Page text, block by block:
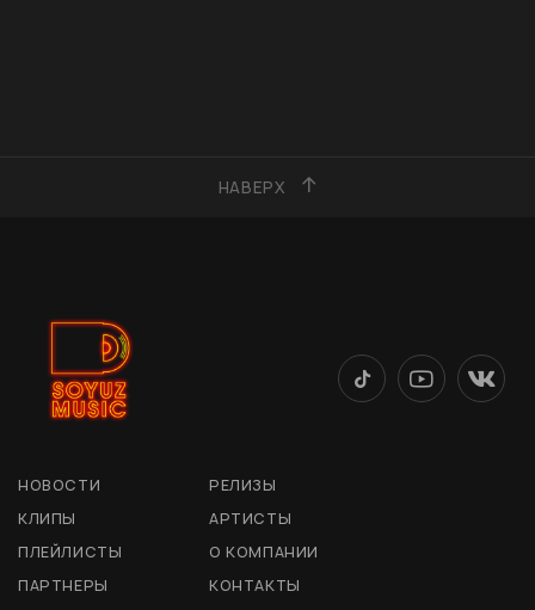
НАВЕРХ
НОВОСТИ
РЕЛИЗЫ
КЛИПЫ
АРТИСТЫ
ПЛЕЙЛИСТЫ
О КОМПАНИИ
ПАРТНЕРЫ
КОНТАКТЫ